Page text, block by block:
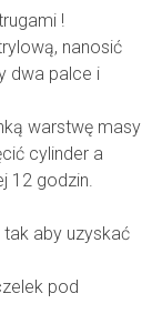
!
nanosić
dwa palce i
warstwę masy
cylinder a
12 godzin.
aby uzyskać
pod